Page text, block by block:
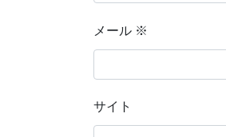
メール ※
サイト